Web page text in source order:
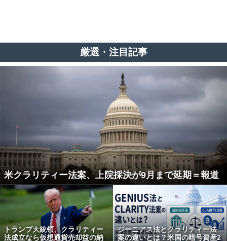
厳選・注目記事
米クラリティー法案、上院採決が9月まで延期＝報道
トランプ大統領、クラリティー
法成立なら仮想通貨売却益の納
ジーニアス法とクラリティー法
案の違いとは？米国の暗号資産2